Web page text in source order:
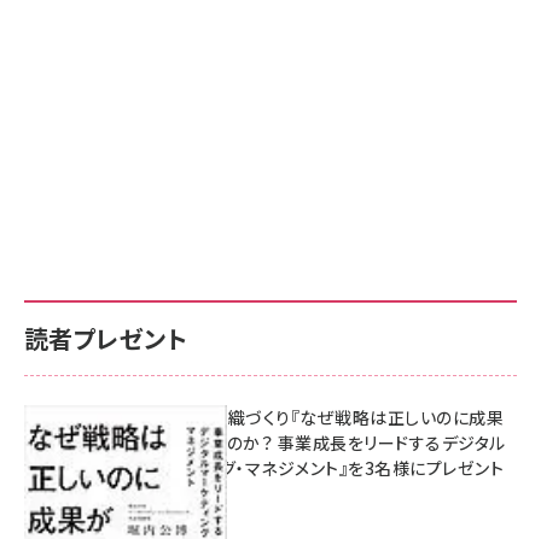
読者プレゼント
成果を生む組織づくり『なぜ戦略は正しいのに成果
があがらないのか？ 事業成長をリードするデジタル
マーケティング・マネジメント』を3名様にプレゼント
8月7日 10:00